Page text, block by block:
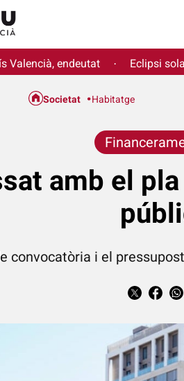
Valencià, endeutat · Eclipsi
Societat Habitatge
amb el
convocatòria i el